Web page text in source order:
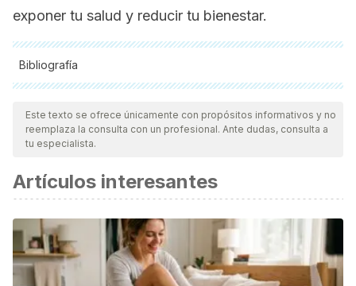
exponer tu salud y reducir tu bienestar.
Bibliografía
Todas las fuentes citadas fueron revisadas a profundidad por
nuestro equipo, para asegurar su calidad, confiabilidad,
vigencia y validez.La bibliografía de este artículo fue
científica.
Simón, J. A. A., Ibarra, F. J. A., & Sánchez, M. B. (2006).
Mecanismo de acción de los antiepilépticos y nuevos
antiepilépticos.Revista de neurología,43
Díaz, R. S. (2004). Antiepilépticos: aportación de los
Este texto se ofrece únicamente con propósitos informativos y no
reemplaza la consulta con un profesional. Ante dudas, consulta a
tu especialista.
Artículos interesantes